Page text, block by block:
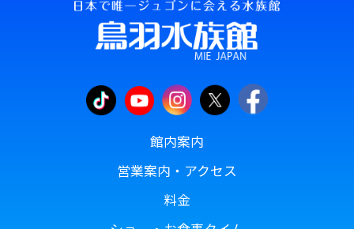
館内案内
営業案内・アクセス
料金